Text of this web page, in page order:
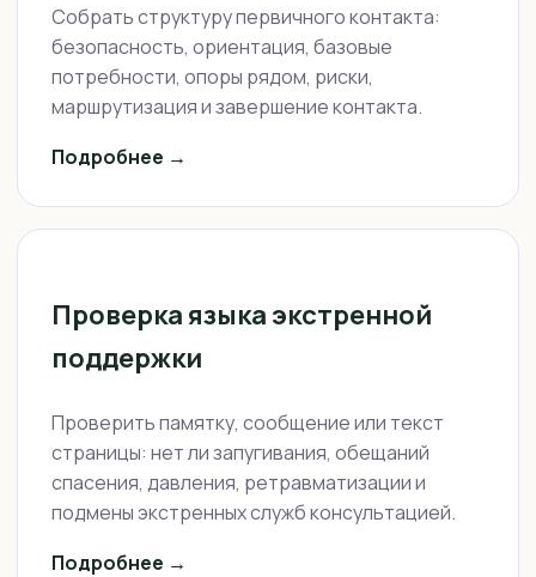
Собрать структуру первичного контакта:
безопасность, ориентация, базовые
потребности, опоры рядом, риски,
маршрутизация и завершение контакта.
Подробнее →
Проверка языка экстренной
поддержки
Проверить памятку, сообщение или текст
страницы: нет ли запугивания, обещаний
спасения, давления, ретравматизации и
подмены экстренных служб консультацией.
Подробнее →